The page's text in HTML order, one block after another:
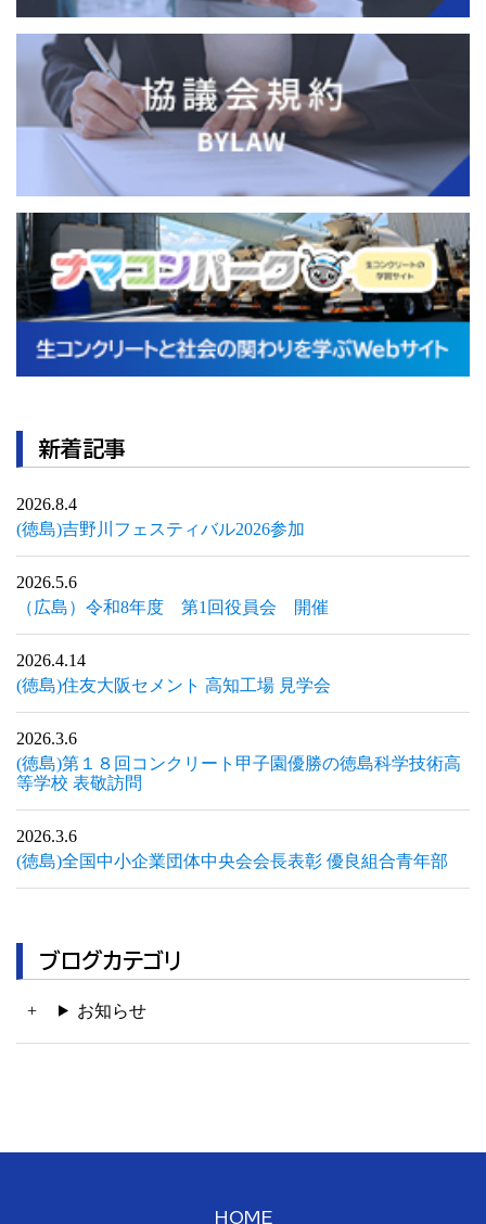
新着記事
2026.8.4
(徳島)吉野川フェスティバル2026参加
2026.5.6
（広島）令和8年度 第1回役員会 開催
2026.4.14
(徳島)住友大阪セメント 高知工場 見学会
2026.3.6
(徳島)第１８回コンクリート甲子園優勝の徳島科学技術高
等学校 表敬訪問
2026.3.6
(徳島)全国中小企業団体中央会会長表彰 優良組合青年部
ブログカテゴリ
お知らせ
HOME